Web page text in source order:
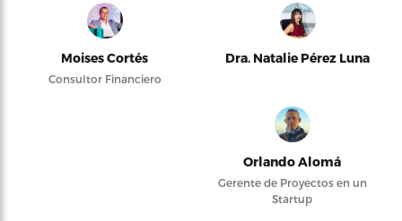
Moises Cortés
Consultor Financiero
Dra. Natalie Pérez Luna
Orlando Alomá
Gerente de Proyectos en un
Startup